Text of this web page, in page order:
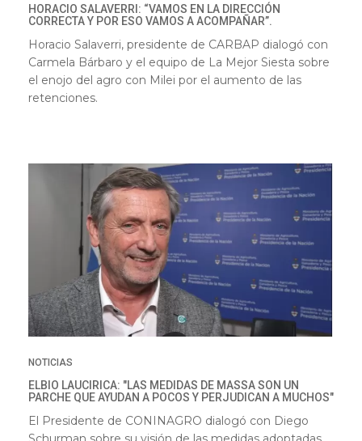
HORACIO SALAVERRI: “VAMOS EN LA DIRECCIÓN
CORRECTA Y POR ESO VAMOS A ACOMPAÑAR”.
Horacio Salaverri, presidente de CARBAP dialogó con
Carmela Bárbaro y el equipo de La Mejor Siesta sobre
el enojo del agro con Milei por el aumento de las
retenciones.
NOTICIAS
ELBIO LAUCIRICA: "LAS MEDIDAS DE MASSA SON UN
PARCHE QUE AYUDAN A POCOS Y PERJUDICAN A MUCHOS"
El Presidente de CONINAGRO dialogó con Diego